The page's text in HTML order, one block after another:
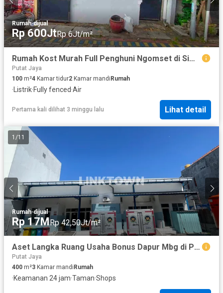
Rumah·dijual
Rp 600JtRp 6Jt/m²
Rumah Kost Murah Full Penghuni Ngomset di Simo, Sby Barat
Putat Jaya
100 m²4 Kamar tidur2 Kamar mandiRumah
·Listrik·Fully fenced·Air
Pertama kali dilihat 3 minggu lalu Lihat detail
1 /11
Rumah·dijual
Rp 17MRp 42,50Jt/m²
Aset Langka Ruang Usaha Bonus Dapur Mbg di Pusat Kota Surabaya
Putat Jaya
400 m²3 Kamar mandi Rumah
·Keamanan 24 jam·Taman·Shops